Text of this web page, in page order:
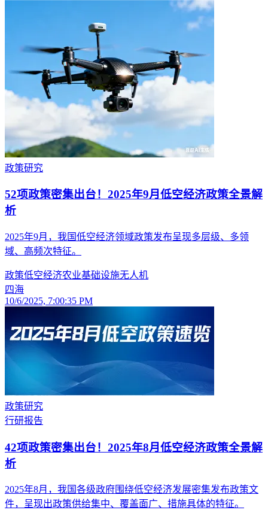
政策研究
52项政策密集出台！2025年9月低空经济政策全景解
析
2025年9月，我国低空经济领域政策发布呈现多层级、多领
域、高频次特征。
政策低空经济农业基础设施无人机
四海
10/6/2025, 7:00:35 PM
政策研究
行研报告
42项政策密集出台！2025年8月低空经济政策全景解
析
2025年8月，我国各级政府围绕低空经济发展密集发布政策文
件，呈现出政策供给集中、覆盖面广、措施具体的特征。